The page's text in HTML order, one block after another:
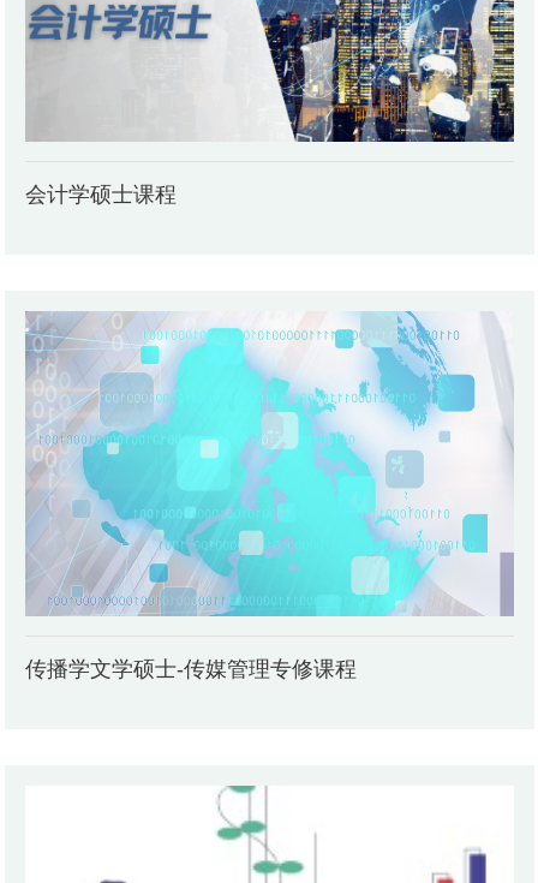
会计学硕士课程
传播学文学硕士-传媒管理专修课程